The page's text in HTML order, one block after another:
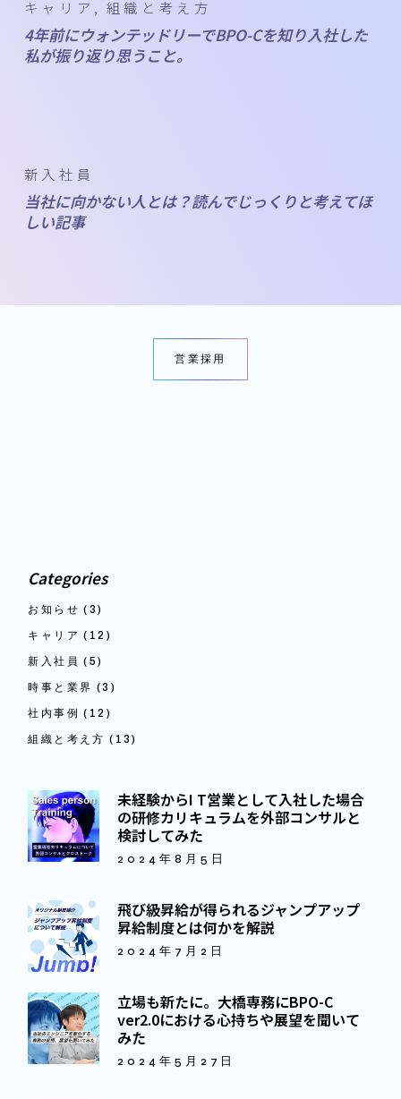
キャリア 組織と考え方
4年前にウォンテッドリーでBPO-Cを知り入社した
私が振り返り思うこと。
新入社員
当社に向かない人とは？読んでじっくりと考えてほ
しい記事
営業採用
Categories
お知らせ (3)
キャリア (12)
新入社員 (5)
時事と業界 (3)
社内事例 (12)
組織と考え方 (13)
未経験からI T営業として入社した場合
の研修カリキュラムを外部コンサルと
検討してみた
2024年8月5日
飛び級昇給が得られるジャンプアップ
昇給制度とは何かを解説
2024年7月2日
立場も新たに。大橋専務にBPO-C
ver2.0における心持ちや展望を聞いて
みた
2024年5月27日